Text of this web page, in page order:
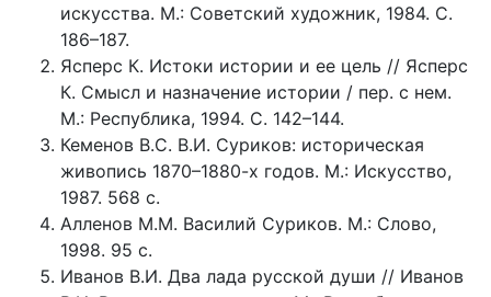
искусства. М.: Советский художник, 1984. С.
186–187.
Ясперс К. Истоки истории и ее цель // Ясперс
К. Смысл и назначение истории / пер. с нем.
М.: Республика, 1994. С. 142–144.
Кеменов В.С. В.И. Суриков: историческая
живопись 1870–1880-х годов. М.: Искусство,
1987. 568 с.
Алленов М.М. Василий Суриков. М.: Слово,
1998. 95 с.
Иванов В.И. Два лада русской души // Иванов